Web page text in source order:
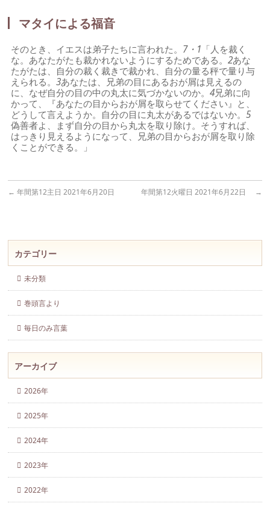
マタイによる福音
そのとき、イエスは弟子たちに言われた。 7・1 「人を裁く
な。あなたがたも裁かれないようにするためである。2あな
たがたは、自分の裁く裁きで裁かれ、自分の量る秤で量り与
えられる。3あなたは、兄弟の目にあるおが屑は見えるの
に、なぜ自分の目の中の丸太に気づかないのか。4兄弟に向
かって、『あなたの目からおが屑を取らせてください』と、
どうして言えようか。自分の目に丸太があるではないか。5
偽善者よ、まず自分の目から丸太を取り除け。そうすれば、
はっきり見えるようになって、兄弟の目からおが屑を取り除
くことができる。」
← 年間第12主日 2021年6月20日 年間第12火曜日 2021年6月22日 →
カテゴリー
未分類
巻頭言より
毎日のみ言葉
アーカイブ
2026年
2025年
2024年
2023年
2022年